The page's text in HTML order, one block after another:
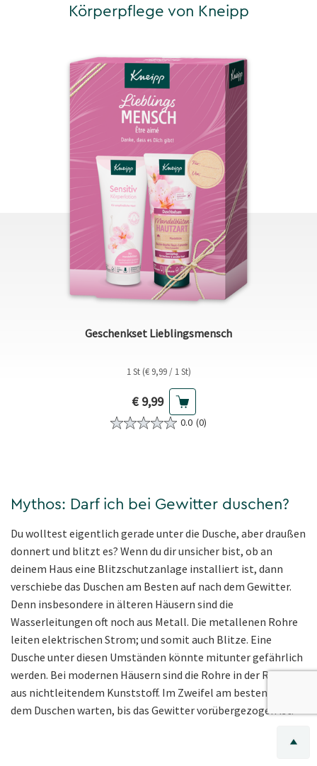
Körperpflege von Kneipp
Geschenkset Lieblingsmensch
1 St (€ 9,99 / 1 St)
Aktueller Preis
€ 9,99
0.0 (0)
Mythos: Darf ich bei Gewitter duschen?
Du wolltest eigentlich gerade unter die Dusche, aber draußen
donnert und blitzt es? Wenn du dir unsicher bist, ob an
deinem Haus eine Blitzschutzanlage installiert ist, dann
verschiebe das Duschen am Besten auf nach dem Gewitter.
Denn insbesondere in älteren Häusern sind die
Wasserleitungen oft noch aus Metall. Die metallenen Rohre
leiten elektrischen Strom; und somit auch Blitze. Eine
Dusche unter diesen Umständen könnte mitunter gefährlich
werden. Bei modernen Häusern sind die Rohre in der Regel
aus nichtleitendem Kunststoff. Im Zweifel am besten mit
dem Duschen warten, bis das Gewitter vorübergezogen ist.⁵